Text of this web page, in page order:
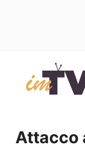
contenuto
Attacco